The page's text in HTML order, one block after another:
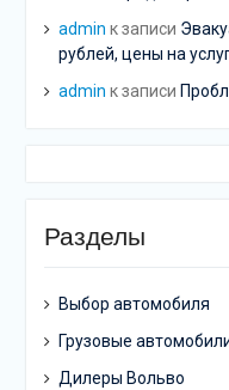
admin к записи
рублей, цены на
admin к записи
Разделы
Выбор автомобиля
Грузовые
Дилеры Вольво